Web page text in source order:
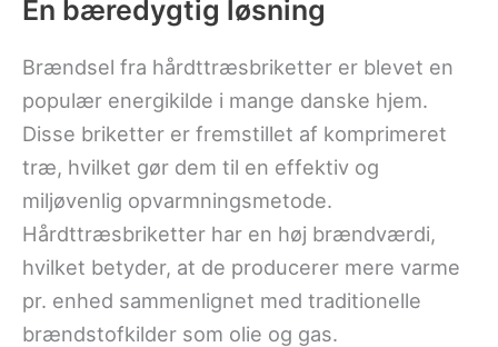
En bæredygtig løsning
Brændsel fra hårdttræsbriketter er blevet en
populær energikilde i mange danske hjem.
Disse briketter er fremstillet af komprimeret
træ, hvilket gør dem til en effektiv og
miljøvenlig opvarmningsmetode.
Hårdttræsbriketter har en høj brændværdi,
hvilket betyder, at de producerer mere varme
pr. enhed sammenlignet med traditionelle
brændstofkilder som olie og gas.